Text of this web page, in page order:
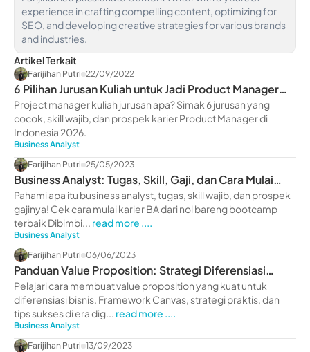
experience in crafting compelling content, optimizing for
SEO, and developing creative strategies for various brands
and industries.
Artikel Terkait
Farijihan Putri 22/09/2022
6 Pilihan Jurusan Kuliah untuk Jadi Product Manager
Andal 2026
Project manager kuliah jurusan apa? Simak 6 jurusan yang
cocok, skill wajib, dan prospek karier Product Manager di
Indonesia 2026.
Business Analyst
Farijihan Putri 25/05/2023
Business Analyst: Tugas, Skill, Gaji, dan Cara Mulai
Karier
Pahami apa itu business analyst, tugas, skill wajib, dan prospek
gajinya! Cek cara mulai karier BA dari nol bareng bootcamp
terbaik Dibimbi... read more ....
Business Analyst
Farijihan Putri 06/06/2023
Panduan Value Proposition: Strategi Diferensiasi
Bisnis di Era Digital 2026
Pelajari cara membuat value proposition yang kuat untuk
diferensiasi bisnis. Framework Canvas, strategi praktis, dan
tips sukses di era dig... read more ....
Business Analyst
Farijihan Putri 13/09/2023